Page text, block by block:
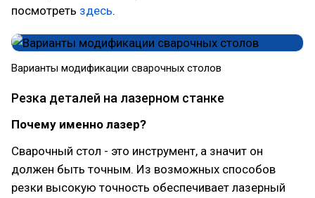
посмотреть здесь.
Варианты модификации сварочных столов
Резка деталей на лазерном станке
Почему именно лазер?
Сварочный стол - это инструмент, а значит он
должен быть точным. Из возможных способов
резки высокую точность обеспечивает лазерный